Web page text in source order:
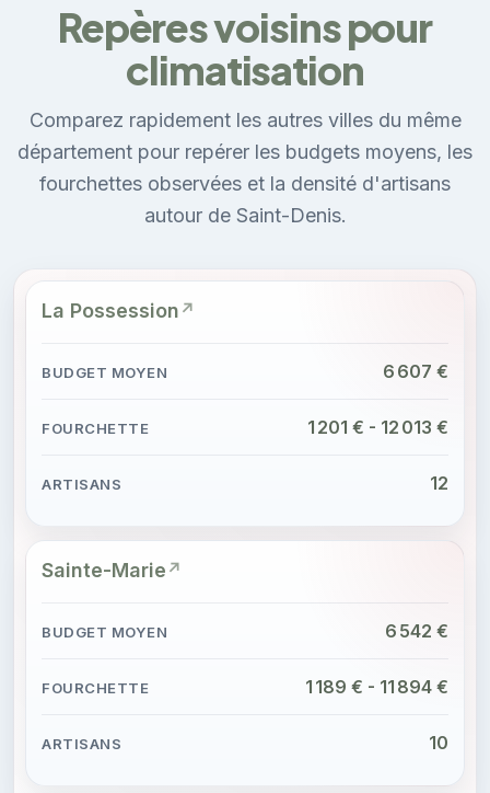
Repères voisins pour
climatisation
Comparez rapidement les autres villes du même
département pour repérer les budgets moyens, les
fourchettes observées et la densité d'artisans
autour de Saint-Denis.
La Possession
6 607 €
1 201 € - 12 013 €
12
Sainte-Marie
6 542 €
1 189 € - 11 894 €
10